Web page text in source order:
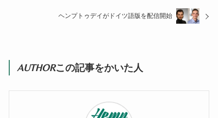
ヘンプトゥデイがドイツ語版を配信開始
AUTHORこの記事をかいた人